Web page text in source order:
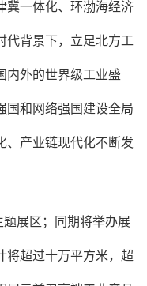
冀一体化、环渤海经济
代背景下，立足北方工
内外的世界级工业盛
国和网络强国建设全局
、产业链现代化不断发
展区；同期将举办展
将超过十万平方米，超